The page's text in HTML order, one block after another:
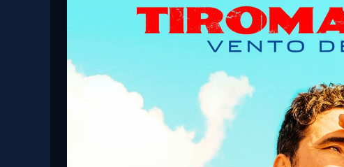
Battiti Live 2019 – Brindisi
Musica –